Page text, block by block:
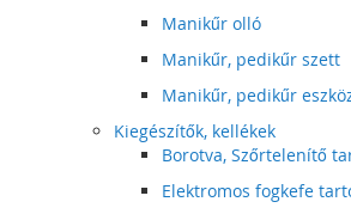
Manikűr olló
Manikűr, pedikűr szett
Manikűr, pedikűr
Kiegészítők, kellékek
Borotva, Szőrtelenítő
Elektromos fogkefe